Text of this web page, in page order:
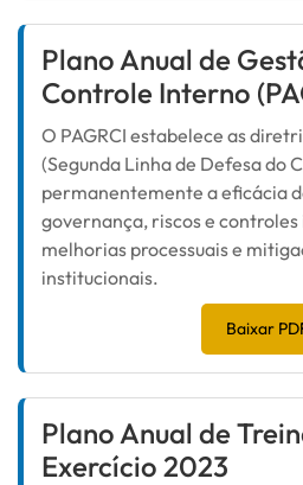
Plano Anual de
Controle Interno
O PAGRCI estabelece as
(Segunda Linha de Defesa do
permanentemente a eficácia
governança, riscos e
melhorias processuais e
institucionais.
Baixar
Plano Anual de
Exercício 2023